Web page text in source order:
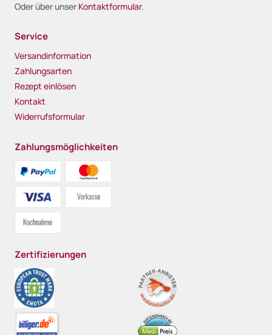
Oder über unser Kontaktformular.
Service
Versandinformation
Zahlungsarten
Rezept einlösen
Kontakt
Widerrufsformular
Zahlungsmöglichkeiten
Zertifizierungen